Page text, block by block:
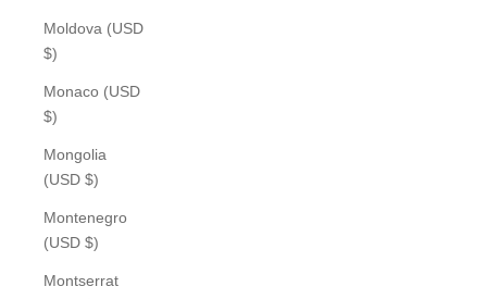
Moldova (USD
$)
Monaco (USD
$)
Mongolia
(USD $)
Montenegro
(USD $)
Montserrat